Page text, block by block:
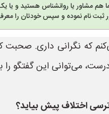
هم مشاور یا روانشناس هستید و یا
ثبت نام نموده و سپس خودتان را
که نگرانی داری. صحبت
می‌توانی این گفتگو
اختلاف پیش بیاید؟